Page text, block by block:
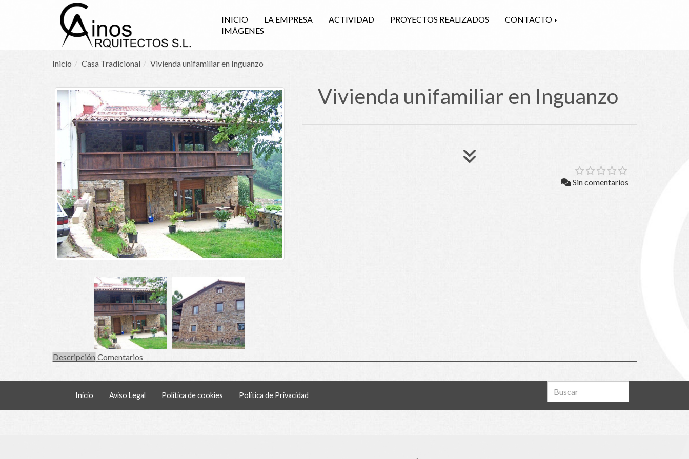
INICIO LA EMPRESA ACTIVIDAD PROYECTOS REALIZADOS
CONTACTO
IMÁGENES
Inicio Casa Tradicional Vivienda unifamiliar en Inguanzo
Vivienda unifamiliar en Inguanzo
Sin comentarios
Descripción Comentarios
Inicio Aviso Legal Política de cookies Política de Privacidad